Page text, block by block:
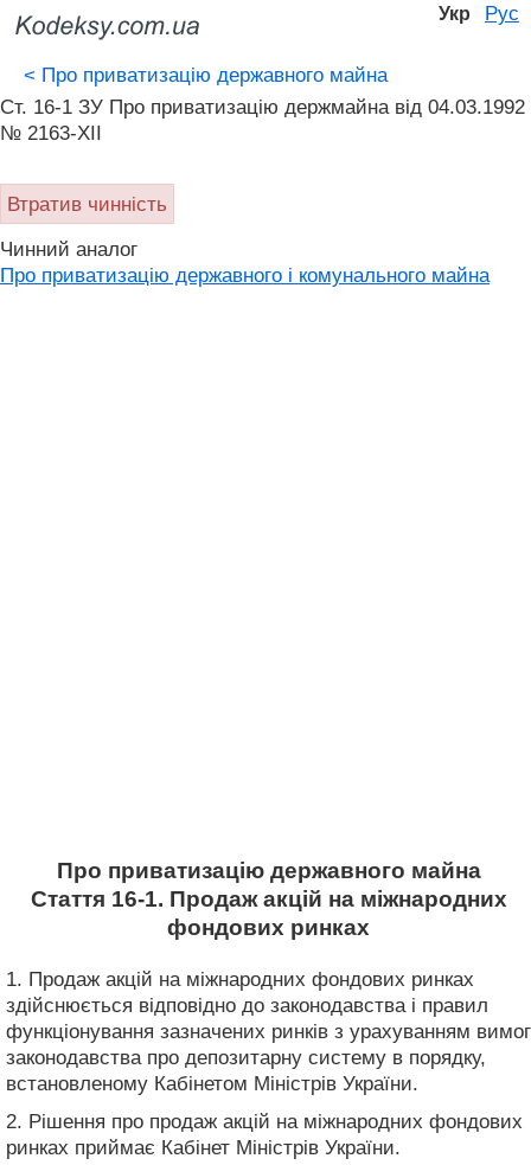
Укр Рус
< Про приватизацію державного майна
Ст. 16-1 ЗУ Про приватизацію держмайна від 04.03.1992
№ 2163-XII
Втратив чинність
Чинний аналог
Про приватизацію державного і комунального майна
Про приватизацію державного майна
Стаття 16-1. Продаж акцій на міжнародних
фондових ринках
1. Продаж акцій на міжнародних фондових ринках
здійснюється відповідно до законодавства і правил
функціонування зазначених ринків з урахуванням вимог
законодавства про депозитарну систему в порядку,
встановленому Кабінетом Міністрів України.
2. Рішення про продаж акцій на міжнародних фондових
ринках приймає Кабінет Міністрів України.